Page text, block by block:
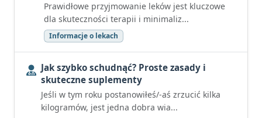
Prawidłowe przyjmowanie leków jest kluczowe
dla skuteczności terapii i minimaliz...
Informacje o lekach
Jak szybko schudnąć? Proste zasady i
skuteczne suplementy
Jeśli w tym roku postanowiłeś/-aś zrzucić kilka
kilogramów, jest jedna dobra wia...